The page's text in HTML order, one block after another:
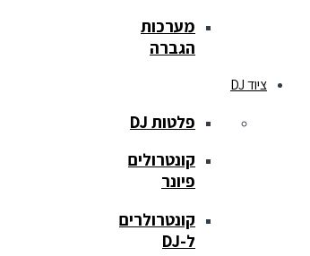
מערכות
הגברה
ציוד DJ
פלטות DJ
קונטרולים
פיונר
קונטרולרים
ל-DJ